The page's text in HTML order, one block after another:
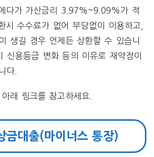
다가 가산금리 3.97%~9.09%가 적
시 수수료가 없어 부담없이 이용하고,
생길 경우 언제든 상환할 수 있습니
신용등급 변화 등의 이유로 재약정이
다.
래 링크를 참고하세요.
금대출(마이너스 통장)